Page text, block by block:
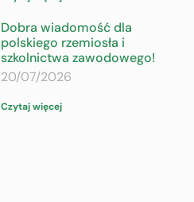
Dobra wiadomość dla
polskiego rzemiosła i
szkolnictwa zawodowego!
20/07/2026
Czytaj więcej